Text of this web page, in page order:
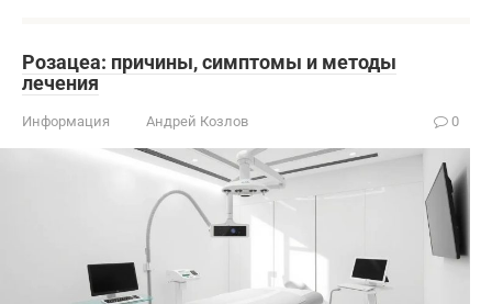
Розацеа: причины, симптомы и методы
лечения
Информация Андрей Козлов 0